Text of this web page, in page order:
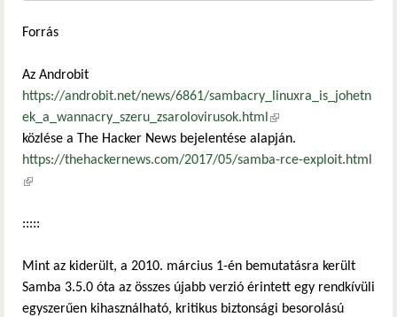
Forrás
Az Androbit
https://androbit.net/news/6861/sambacry_linuxra_is_johetn
ek_a_wannacry_szeru_zsarolovirusok.html (külső hivatkozás)
közlése a The Hacker News bejelentése alapján.
https://thehackernews.com/2017/05/samba-rce-exploit.html
(külső hivatkozás)
:::::
Mint az kiderült, a 2010. március 1-én bemutatásra került
Samba 3.5.0 óta az összes újabb verzió érintett egy rendkívüli
egyszerűen kihasználható, kritikus biztonsági besorolású